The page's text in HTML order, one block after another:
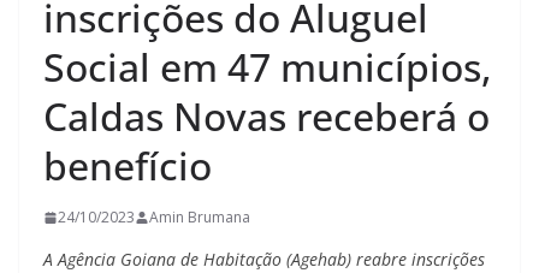
inscrições do Aluguel
Social em 47 municípios,
Caldas Novas receberá o
benefício
24/10/2023 Amin Brumana
A Agência Goiana de Habitação (Agehab) reabre inscrições